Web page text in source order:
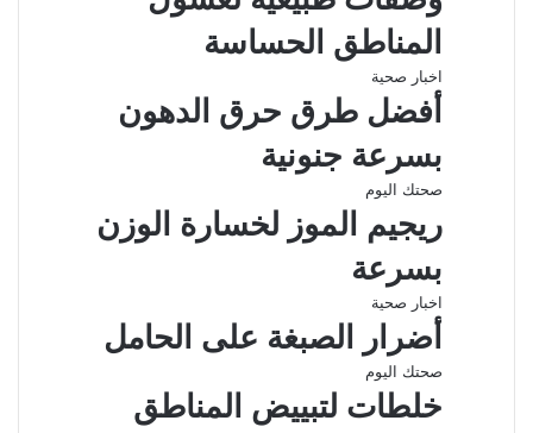
المناطق الحساسة
اخبار صحية
أفضل طرق حرق الدهون
بسرعة جنونية
صحتك اليوم
ريجيم الموز لخسارة الوزن
بسرعة
اخبار صحية
أضرار الصبغة على الحامل
صحتك اليوم
خلطات لتبييض المناطق